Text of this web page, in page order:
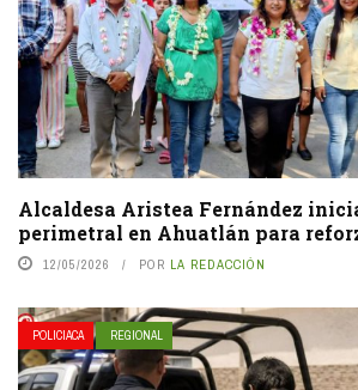
Alcaldesa Aristea Fernández
perimetral en Ahuatlán para
12/05/2026 POR LA REDACCIÓN
POLICIACA REGIONAL